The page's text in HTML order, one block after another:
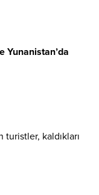
Yunanistan’da
kaldıkları